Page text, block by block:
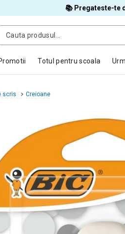
📚 Pregateste-te
Totul pentru scoala
scris Creioane